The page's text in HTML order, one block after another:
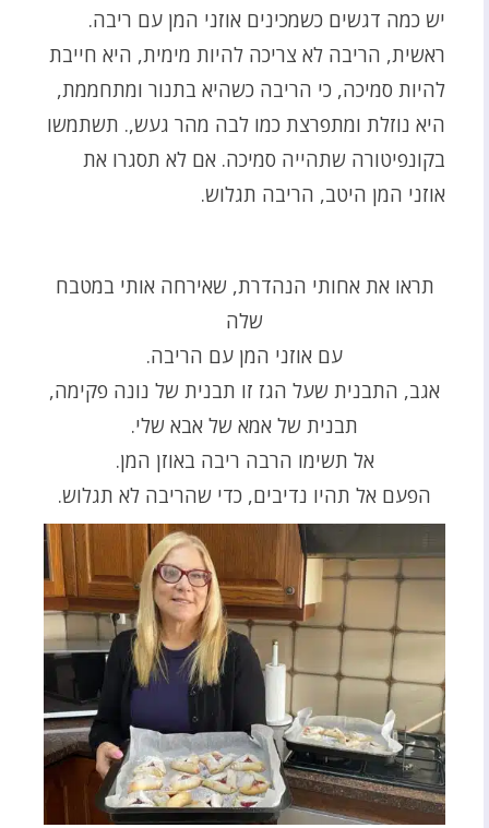
יש כמה דגשים כשמכינים אוזני המן עם ריבה.
ראשית, הריבה לא צריכה להיות מימית, היא חייבת
להיות סמיכה, כי הריבה כשהיא בתנור ומתחממת,
היא נוזלת ומתפרצת כמו לבה מהר געש,. תשתמשו
בקונפיטורה שתהייה סמיכה. אם לא תסגרו את
אוזני המן היטב, הריבה תגלוש.
תראו את אחותי הנהדרת, שאירחה אותי במטבח
שלה
עם אוזני המן עם הריבה.
אגב, התבנית שעל הגז זו תבנית של נונה פקימה,
תבנית של אמא של אבא שלי.
אל תשימו הרבה ריבה באוזן המן.
הפעם אל תהיו נדיבים, כדי שהריבה לא תגלוש.